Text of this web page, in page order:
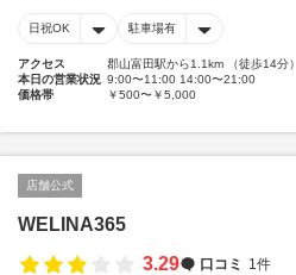
日祝OK 駐車場有
アクセス
郡山富田駅から1.1km （徒歩14分）
本日の営業状況 9:00〜11:00 14:00〜21:00
価格帯
￥500〜￥5,000
店舗公式
WELINA365
3.29
口コミ 1件